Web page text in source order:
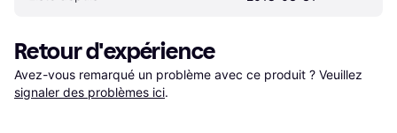
Retour d'expérience
Avez-vous remarqué un problème avec ce produit ? Veuillez
signaler des problèmes ici.